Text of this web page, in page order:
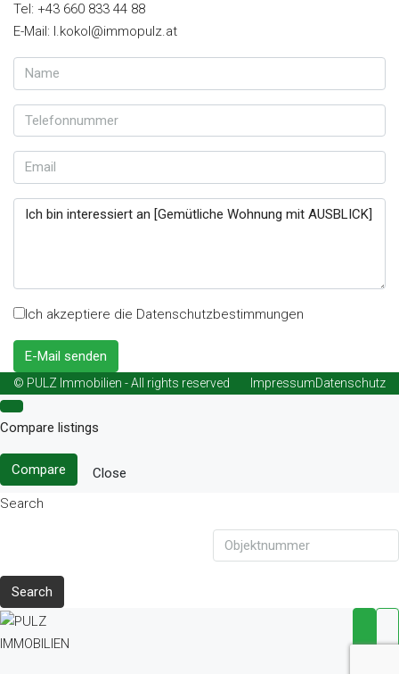
Tel: +43 660 833 44 88
E-Mail: l.kokol@immopulz.at
Ich akzeptiere die Datenschutzbestimmungen
E-Mail senden
© PULZ Immobilien - All rights reserved ImpressumDatenschutz
Compare listings
Compare
Close
Search
Search